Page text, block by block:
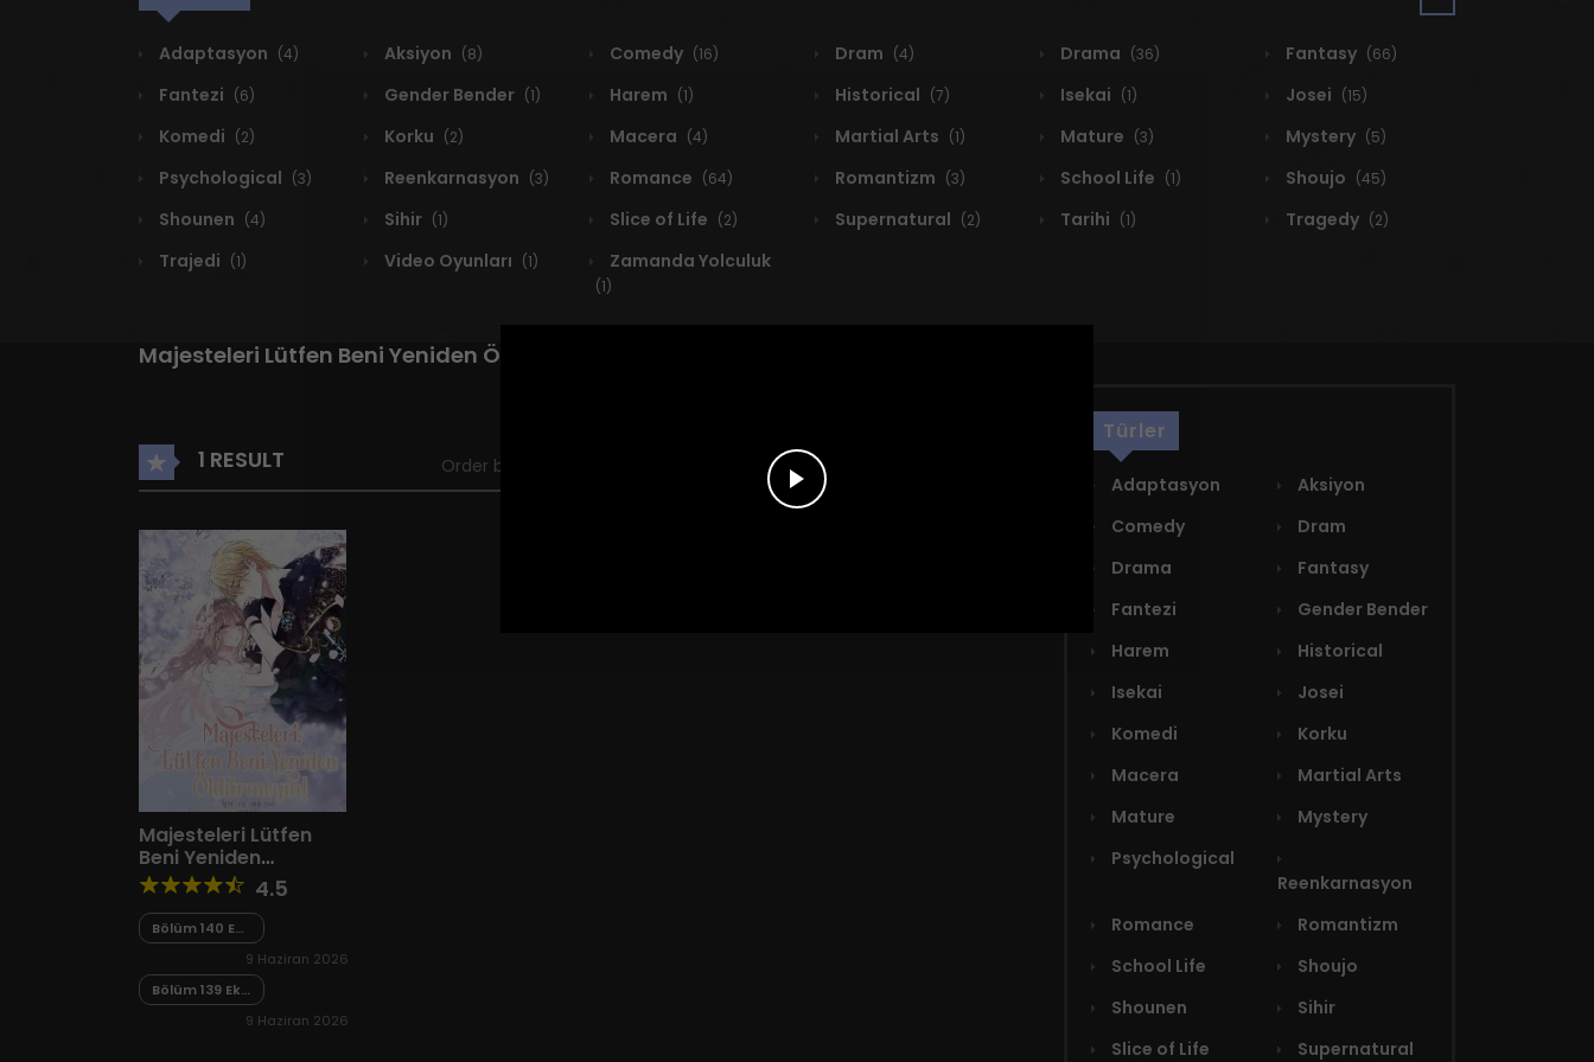
Adaptasyon (4) Aksiyon (8) Comedy (16) Dram (4) Drama (36) Fantasy (66)
Fantezi (6) Gender Bender (1) Harem (1) Historical (7) Isekai (1) Josei (15)
Komedi (2) Korku (2) Macera (4) Martial Arts (1) Mature (3) Mystery (5)
Psychological (3) Reenkarnasyon (3) Romance (64) Romantizm (3) School Life (1) Shoujo (45)
Shounen (4) Sihir (1) Slice of Life (2) Supernatural (2) Tarihi (1) Tragedy (2)
Trajedi (1) Video Oyunları (1) Zamanda Yolculuk
(1)
Majesteleri Lütfen Beni Yeniden Öldürmeyin! türkçe webtoon oku
1 RESULT Order by Trending
Majesteleri Lütfen
Beni Yeniden
Öldürmeyin! 4.5
Bölüm 140 Ek
4 Final
9 Haziran 2026
Bölüm 139 Ek
3
9 Haziran 2026
Türler
Adaptasyon
Aksiyon
Comedy
Dram
Drama
Fantasy
Fantezi
Gender Bender
Harem
Historical
Isekai
Josei
Komedi
Korku
Macera
Martial Arts
Mature
Mystery
Psychological
Reenkarnasyon
Romance
Romantizm
School Life
Shoujo
Shounen
Sihir
Slice of Life
Supernatural